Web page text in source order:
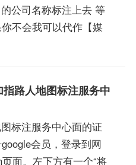
公司名称标注上去 等
不会我可以代作【媒
路人地图标注服务中
标注服务中心面的证
会员，登录到网
。左下方有一个“将